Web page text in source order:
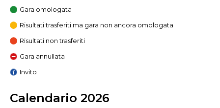
Gara omologata
Risultati trasferiti ma gara non ancora omologata
Risultati non trasferiti
Gara annullata
Invito
Calendario 2026